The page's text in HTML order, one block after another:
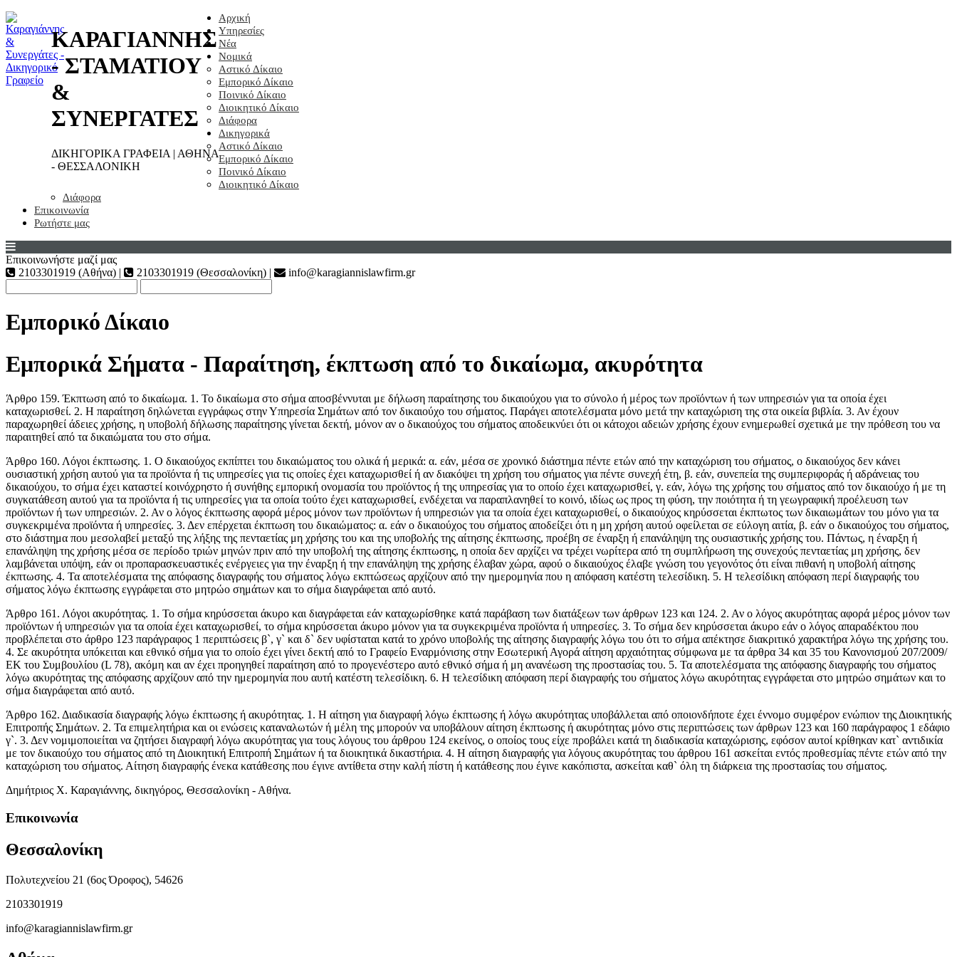
ΚΑΡΑΓΙΑΝΝΗΣ
- ΣΤΑΜΑΤΙΟΥ
&
ΣΥΝΕΡΓΑΤΕΣ
ΔΙΚΗΓΟΡΙΚΑ ΓΡΑΦΕΙΑ | ΑΘΗΝΑ
- ΘΕΣΣΑΛΟΝΙΚΗ
Αρχική
Υπηρεσίες
Νέα
Νομικά
Αστικό Δίκαιο
Εμπορικό Δίκαιο
Ποινικό Δίκαιο
Διοικητικό Δίκαιο
Διάφορα
Δικηγορικά
Αστικό Δίκαιο
Εμπορικό Δίκαιο
Ποινικό Δίκαιο
Διοικητικό Δίκαιο
Διάφορα
Επικοινωνία
Ρωτήστε μας
Επικοινωνήστε μαζί μας
2103301919 (Αθήνα) |
2103301919 (Θεσσαλονίκη) | info@karagiannislawfirm.gr
Εμπορικό Δίκαιο
Εμπορικά Σήματα - Παραίτηση, έκπτωση από το δικαίωμα, ακυρότητα
Άρθρο 159. Έκπτωση από το δικαίωμα. 1. Το δικαίωμα στο σήμα αποσβέννυται με δήλωση παραίτησης του δικαιούχου για το σύνολο ή μέρος των προϊόντων ή των υπηρεσιών για τα οποία έχει
καταχωρισθεί. 2. Η παραίτηση δηλώνεται εγγράφως στην Υπηρεσία Σημάτων από τον δικαιούχο του σήματος. Παράγει αποτελέσματα μόνο μετά την καταχώριση της στα οικεία βιβλία. 3. Αν έχουν
παραχωρηθεί άδειες χρήσης, η υποβολή δήλωσης παραίτησης γίνεται δεκτή, μόνον αν ο δικαιούχος του σήματος αποδεικνύει ότι οι κάτοχοι αδειών χρήσης έχουν ενημερωθεί σχετικά με την πρόθεση του να
παραιτηθεί από τα δικαιώματα του στο σήμα.
Άρθρο 160. Λόγοι έκπτωσης. 1. Ο δικαιούχος εκπίπτει του δικαιώματος του ολικά ή μερικά: α. εάν, μέσα σε χρονικό διάστημα πέντε ετών από την καταχώριση του σήματος, ο δικαιούχος δεν κάνει
ουσιαστική χρήση αυτού για τα προϊόντα ή τις υπηρεσίες για τις οποίες έχει καταχωρισθεί ή αν διακόψει τη χρήση του σήματος για πέντε συνεχή έτη, β. εάν, συνεπεία της συμπεριφοράς ή αδράνειας του
δικαιούχου, το σήμα έχει καταστεί κοινόχρηστο ή συνήθης εμπορική ονομασία του προϊόντος ή της υπηρεσίας για το οποίο έχει καταχωρισθεί, γ. εάν, λόγω της χρήσης του σήματος από τον δικαιούχο ή με τη
συγκατάθεση αυτού για τα προϊόντα ή τις υπηρεσίες για τα οποία τούτο έχει καταχωρισθεί, ενδέχεται να παραπλανηθεί το κοινό, ιδίως ως προς τη φύση, την ποιότητα ή τη γεωγραφική προέλευση των
προϊόντων ή των υπηρεσιών. 2. Αν ο λόγος έκπτωσης αφορά μέρος μόνον των προϊόντων ή υπηρεσιών για τα οποία έχει καταχωρισθεί, ο δικαιούχος κηρύσσεται έκπτωτος των δικαιωμάτων του μόνο για τα
συγκεκριμένα προϊόντα ή υπηρεσίες. 3. Δεν επέρχεται έκπτωση του δικαιώματος: α. εάν ο δικαιούχος του σήματος αποδείξει ότι η μη χρήση αυτού οφείλεται σε εύλογη αιτία, β. εάν ο δικαιούχος του σήματος,
στο διάστημα που μεσολαβεί μεταξύ της λήξης της πενταετίας μη χρήσης του και της υποβολής της αίτησης έκπτωσης, προέβη σε έναρξη ή επανάληψη της ουσιαστικής χρήσης του. Πάντως, η έναρξη ή
επανάληψη της χρήσης μέσα σε περίοδο τριών μηνών πριν από την υποβολή της αίτησης έκπτωσης, η οποία δεν αρχίζει να τρέχει νωρίτερα από τη συμπλήρωση της συνεχούς πενταετίας μη χρήσης, δεν
λαμβάνεται υπόψη, εάν οι προπαρασκευαστικές ενέργειες για την έναρξη ή την επανάληψη της χρήσης έλαβαν χώρα, αφού ο δικαιούχος έλαβε γνώση του γεγονότος ότι είναι πιθανή η υποβολή αίτησης
έκπτωσης. 4. Τα αποτελέσματα της απόφασης διαγραφής του σήματος λόγω εκπτώσεως αρχίζουν από την ημερομηνία που η απόφαση κατέστη τελεσίδικη. 5. Η τελεσίδικη απόφαση περί διαγραφής του
σήματος λόγω έκπτωσης εγγράφεται στο μητρώο σημάτων και το σήμα διαγράφεται από αυτό.
Άρθρο 161. Λόγοι ακυρότητας. 1. Το σήμα κηρύσσεται άκυρο και διαγράφεται εάν καταχωρίσθηκε κατά παράβαση των διατάξεων των άρθρων 123 και 124. 2. Αν ο λόγος ακυρότητας αφορά μέρος μόνον των
προϊόντων ή υπηρεσιών για τα οποία έχει καταχωρισθεί, το σήμα κηρύσσεται άκυρο μόνον για τα συγκεκριμένα προϊόντα ή υπηρεσίες. 3. Το σήμα δεν κηρύσσεται άκυρο εάν ο λόγος απαραδέκτου που
προβλέπεται στο άρθρο 123 παράγραφος 1 περιπτώσεις β`, γ` και δ` δεν υφίσταται κατά το χρόνο υποβολής της αίτησης διαγραφής λόγω του ότι το σήμα απέκτησε διακριτικό χαρακτήρα λόγω της χρήσης του.
4. Σε ακυρότητα υπόκειται και εθνικό σήμα για το οποίο έχει γίνει δεκτή από το Γραφείο Εναρμόνισης στην Εσωτερική Αγορά αίτηση αρχαιότητας σύμφωνα με τα άρθρα 34 και 35 του Κανονισμού 207/2009/
ΕΚ του Συμβουλίου (L 78), ακόμη και αν έχει προηγηθεί παραίτηση από το προγενέστερο αυτό εθνικό σήμα ή μη ανανέωση της προστασίας του. 5. Τα αποτελέσματα της απόφασης διαγραφής του σήματος
λόγω ακυρότητας της απόφασης αρχίζουν από την ημερομηνία που αυτή κατέστη τελεσίδικη. 6. Η τελεσίδικη απόφαση περί διαγραφής του σήματος λόγω ακυρότητας εγγράφεται στο μητρώο σημάτων και το
σήμα διαγράφεται από αυτό.
Άρθρο 162. Διαδικασία διαγραφής λόγω έκπτωσης ή ακυρότητας. 1. Η αίτηση για διαγραφή λόγω έκπτωσης ή λόγω ακυρότητας υποβάλλεται από οποιονδήποτε έχει έννομο συμφέρον ενώπιον της Διοικητικής
Επιτροπής Σημάτων. 2. Τα επιμελητήρια και οι ενώσεις καταναλωτών ή μέλη της μπορούν να υποβάλουν αίτηση έκπτωσης ή ακυρότητας μόνο στις περιπτώσεις των άρθρων 123 και 160 παράγραφος 1 εδάφιο
γ`. 3. Δεν νομιμοποιείται να ζητήσει διαγραφή λόγω ακυρότητας για τους λόγους του άρθρου 124 εκείνος, ο οποίος τους είχε προβάλει κατά τη διαδικασία καταχώρισης, εφόσον αυτοί κρίθηκαν κατ` αντιδικία
με τον δικαιούχο του σήματος από τη Διοικητική Επιτροπή Σημάτων ή τα διοικητικά δικαστήρια. 4. Η αίτηση διαγραφής για λόγους ακυρότητας του άρθρου 161 ασκείται εντός προθεσμίας πέντε ετών από την
καταχώριση του σήματος. Αίτηση διαγραφής ένεκα κατάθεσης που έγινε αντίθετα στην καλή πίστη ή κατάθεσης που έγινε κακόπιστα, ασκείται καθ` όλη τη διάρκεια της προστασίας του σήματος.
Δημήτριος Χ. Καραγιάννης, δικηγόρος, Θεσσαλονίκη - Αθήνα.
Επικοινωνία
Θεσσαλονίκη
Πολυτεχνείου 21 (6ος Όροφος), 54626
2103301919
info@karagiannislawfirm.gr